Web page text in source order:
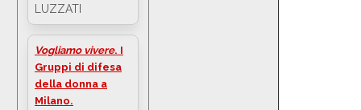
LUZZATI
Vogliamo vivere. I
Gruppi di difesa
della donna a
Milano.